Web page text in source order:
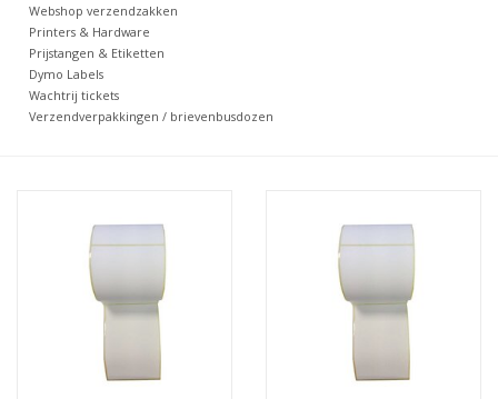
Webshop verzendzakken
Printers & Hardware
Prijstangen & Etiketten
Dymo Labels
Wachtrij tickets
Verzendverpakkingen / brievenbusdozen